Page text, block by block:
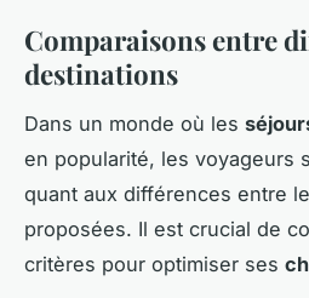
Comparaisons entre
destinations
Dans un monde où les
en popularité, les voyageurs
quant aux différences entre
proposées. Il est crucial de
critères pour optimiser ses